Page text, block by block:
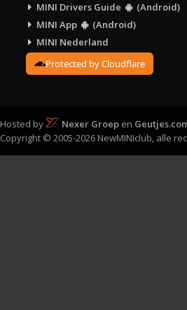
MINI Drivers Guide
(Android)
MINI App
(Android)
MINI Nederland
Protected by Cloudflare
Hosted by Nexer Groep en
Copyright © 2005-2026 NewMINIclub, alle